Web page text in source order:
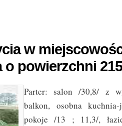
w
o powierzchni
Parter: salon /30,8/ z
balkon, osobna
pokoje /13 ; 11,3/,